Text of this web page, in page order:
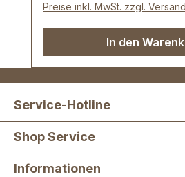
Preise inkl. MwSt. zzgl.
In den
Service-Hotline
Shop Service
Informationen